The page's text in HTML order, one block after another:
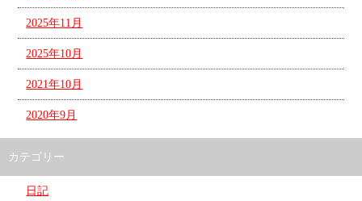
2025年11月
2025年10月
2021年10月
2020年9月
カテゴリー
日記